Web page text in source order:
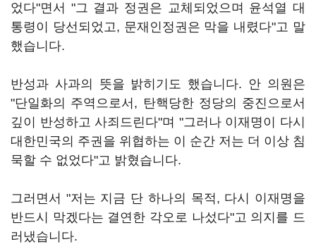
었다"면서 "그 결과 정권은 교체되었으며 윤석열 대
통령이 당선되었고, 문재인정권은 막을 내렸다"고 말
했습니다.
반성과 사과의 뜻을 밝히기도 했습니다. 안 의원은
"단일화의 주역으로서, 탄핵당한 정당의 중진으로서
깊이 반성하고 사죄드린다"며 "그러나 이재명이 다시
대한민국의 주권을 위협하는 이 순간 저는 더 이상 침
묵할 수 없었다"고 밝혔습니다.
그러면서 "저는 지금 단 하나의 목적, 다시 이재명을
반드시 막겠다는 결연한 각오로 나섰다"고 의지를 드
러냈습니다.